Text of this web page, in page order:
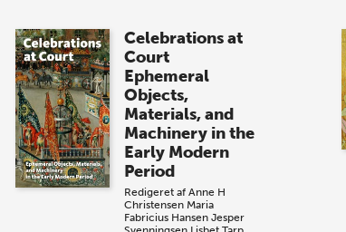
Celebrations at
Court
Ephemeral
Objects,
Materials, and
Machinery in the
Early Modern
Period
Redigeret af Anne H
Christensen Maria
Fabricius Hansen Jesper